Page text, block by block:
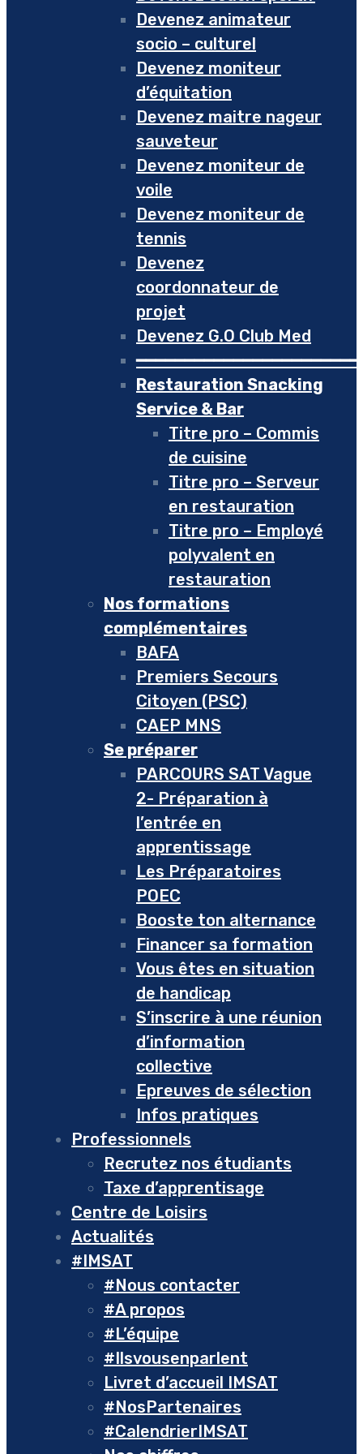
Devenez animateur
socio – culturel
Devenez moniteur
d’équitation
Devenez maitre nageur
sauveteur
Devenez moniteur de
voile
Devenez moniteur de
tennis
Devenez
coordonnateur de
projet
Devenez G.O Club Med
Restauration Snacking
Service & Bar
Titre pro – Commis
de cuisine
Titre pro – Serveur
en restauration
Titre pro – Employé
polyvalent en
restauration
Nos formations
complémentaires
BAFA
Premiers Secours
Citoyen (PSC)
CAEP MNS
Se préparer
PARCOURS SAT Vague
2- Préparation à
l’entrée en
apprentissage
Les Préparatoires
POEC
Booste ton alternance
Financer sa formation
Vous êtes en situation
de handicap
S’inscrire à une réunion
d’information
collective
Epreuves de sélection
Infos pratiques
Professionnels
Recrutez nos étudiants
Taxe d’apprentisage
Centre de Loisirs
Actualités
#IMSAT
#Nous contacter
#A propos
#L’équipe
#Ilsvousenparlent
Livret d’accueil IMSAT
#NosPartenaires
#CalendrierIMSAT